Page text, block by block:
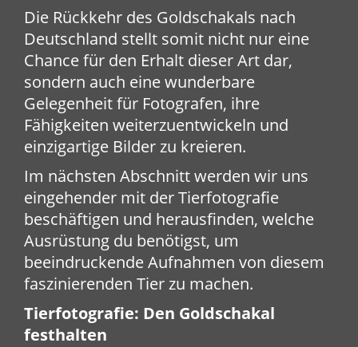
Die Rückkehr des Goldschakals nach
Deutschland stellt somit nicht nur eine
Chance für den Erhalt dieser Art dar,
sondern auch eine wunderbare
Gelegenheit für Fotografen, ihre
Fähigkeiten weiterzuentwickeln und
einzigartige Bilder zu kreieren.
Im nächsten Abschnitt werden wir uns
eingehender mit der Tierfotografie
beschäftigen und herausfinden, welche
Ausrüstung du benötigst, um
beeindruckende Aufnahmen von diesem
faszinierenden Tier zu machen.
Tierfotografie: Den Goldschakal
festhalten